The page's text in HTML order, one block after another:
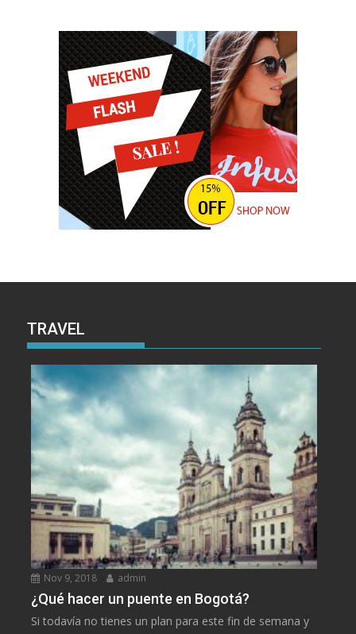
TRAVEL
Nov 9, 2018 admin
¿Qué hacer un puente en Bogotá?
Si todavía no tienes un plan para este fin de semana y